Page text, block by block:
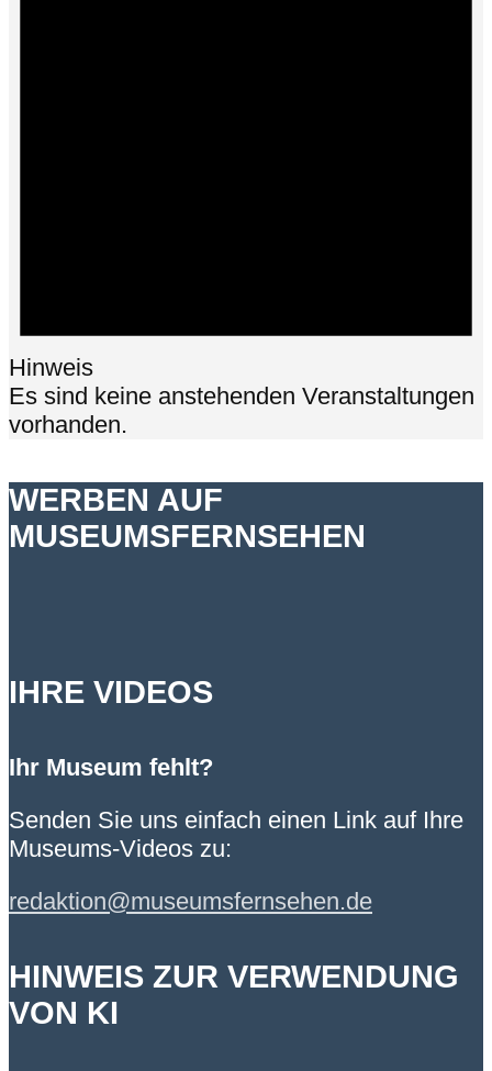
Hinweis
Es sind keine anstehenden Veranstaltungen
vorhanden.
WERBEN AUF
MUSEUMSFERNSEHEN
IHRE VIDEOS
Ihr Museum fehlt?
Senden Sie uns einfach einen Link auf Ihre
Museums-Videos zu:
redaktion@museumsfernsehen.de
HINWEIS ZUR VERWENDUNG
VON KI